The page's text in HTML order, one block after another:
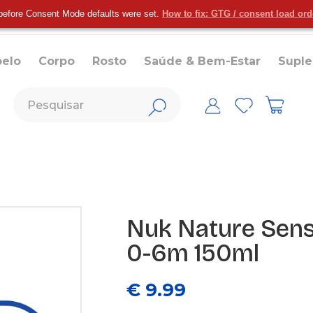
Consent Mode defaults were set. How to fix: GTG / consent load
Corpo Rosto Saúde & Bem-Estar
Nuk Nature
0-6m 150ml
€ 9.99